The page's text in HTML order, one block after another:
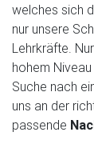
welches sich
nur unsere
Lehrkräfte.
hohem
Suche nach
uns an der
passende